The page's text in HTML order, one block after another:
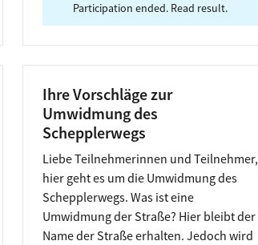
Participation ended. Read result.
Ihre Vorschläge zur
Umwidmung des
Schepplerwegs
Liebe Teilnehmerinnen und Teilnehmer,
hier geht es um die Umwidmung des
Schepplerwegs. Was ist eine
Umwidmung der Straße? Hier bleibt der
Name der Straße erhalten. Jedoch wird